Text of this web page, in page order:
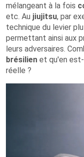
mélangeant à la fois
etc. Au jiujitsu, par
technique du levier
permettant ainsi aux
leurs adversaires.
brésilien et qu'en
réelle ?